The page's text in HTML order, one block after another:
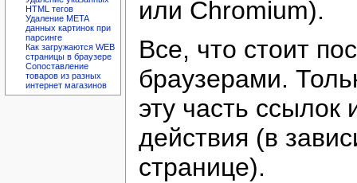
HTML тегов
Удаление META
данных картинок при
парсинге
Как загружаются WEB
страницы в браузере
Сопоставление
товаров из разных
интернет магазинов
или Chromium).
Все, что стоит
браузерами.
эту часть
действия (в
странице).